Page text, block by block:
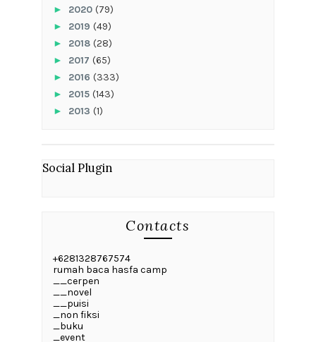
► 2020 (79)
► 2019 (49)
► 2018 (28)
► 2017 (65)
► 2016 (333)
► 2015 (143)
► 2013 (1)
Social Plugin
Contacts
+6281328767574
rumah baca hasfa camp
__cerpen
__novel
__puisi
_non fiksi
_buku
_event